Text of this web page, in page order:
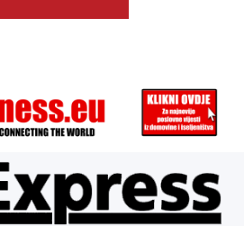
ÜBER UNS